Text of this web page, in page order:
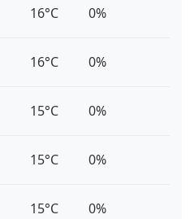
16°C 0%
16°C 0%
15°C 0%
15°C 0%
15°C 0%